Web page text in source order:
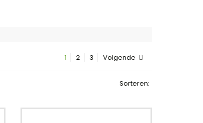
1 2 3 Volgende
Sorteren: